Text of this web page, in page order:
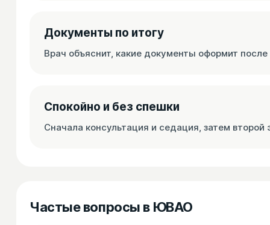
Документы по итогу
Врач объяснит, какие документы оформит
Спокойно и без спешки
Сначала консультация и седация, затем
Частые вопросы в ЮВАО